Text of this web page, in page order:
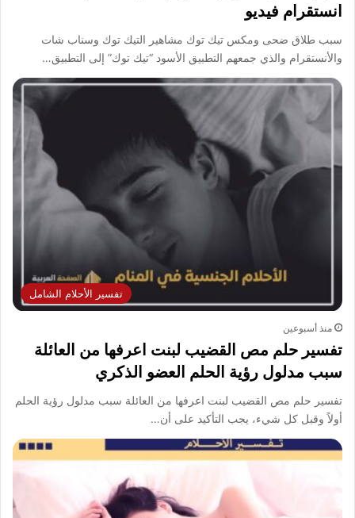
انستقرام فيديو
سبب طلاق ضحى ومكس تيك توك مشاهير التيك توك وسناب شات
والأنستقرام والذي جمعهم التطبيق الأسود “تيك توك” إلى التطبيق…
تفسير الأحلام الشامل
منذ أسبوعين
تفسير حلم مص القضيب لبنت اعرفها من العائلة
سبب مدلول رؤية الحلم العضو الذكري
تفسير حلم مص القضيب لبنت اعرفها من العائلة سبب مدلول رؤية الحلم
أولاً وقبل كل شيء، يجب التأكيد على أن…